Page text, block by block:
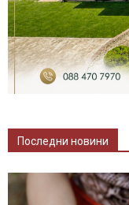
Последни новини